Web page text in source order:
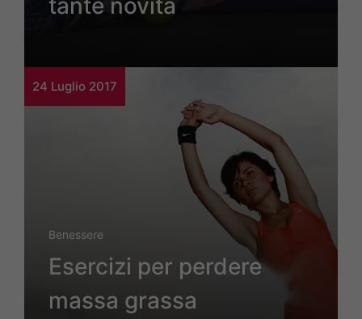
tante novità
24 Luglio 2017
Benessere
Esercizi per perdere
massa grassa